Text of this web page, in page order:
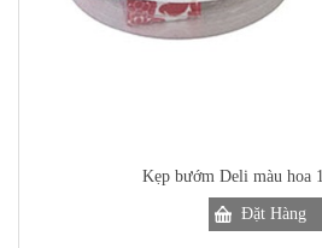
Kẹp bướm Deli màu hoa